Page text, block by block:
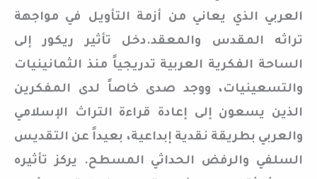
العربي الذي يعاني من أزمة التأويل في مواجهة
تراثه المقدس والمعقد.دخل تأثير ريكور إلى
الساحة الفكرية العربية تدريجياً منذ الثمانينيات
والتسعينيات، ووجد صدى خاصاً لدى المفكرين
الذين يسعون إلى إعادة قراءة التراث الإسلامي
والعربي بطريقة نقدية إبداعية، بعيداً عن التقديس
السلفي والرفض الحداثي المسطح. يركز تأثيره